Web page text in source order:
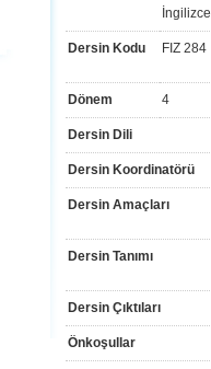
İngilizce
Dersin Kodu FIZ 284
Dönem 4
Dersin Dili
Dersin Koordinatörü
Dersin Amaçları
Dersin Tanımı
Dersin Çıktıları
Önkoşullar